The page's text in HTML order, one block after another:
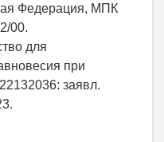
Федерация, МПК
00.
для
при
заявл.